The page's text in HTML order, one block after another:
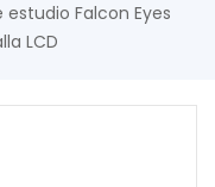
estudio Falcon Eyes
LCD